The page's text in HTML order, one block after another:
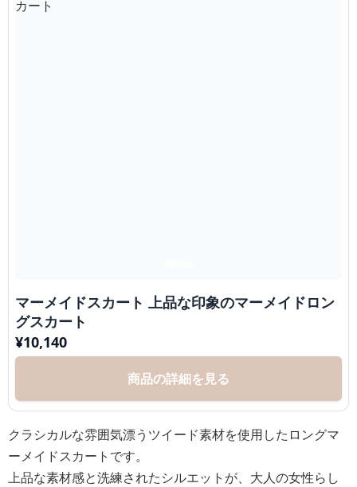
マーメイドスカート 上品な印象のマーメイドロン
グスカート
¥10,140
商品の詳細を見る
クラシカルな雰囲気漂うツイード素材を使用したロングマ
ーメイドスカートです。
上品な素材感と洗練されたシルエットが、大人の女性らし